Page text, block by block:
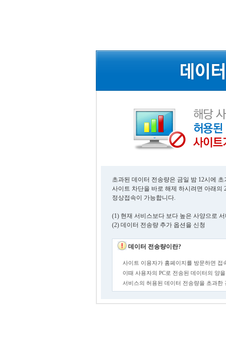
초과된 데이터 전송량은 금일 밤 12시에
사이트 차단을 바로 해제 하시려면 아래의
정상접속이 가능합니다.
(1) 현재 서비스보다 보다 높은 사양으로
(2) 데이터 전송량 추가 옵션을 신청
데이터 전송량이란?
사이트 이용자가 홈페이지를 방문하면 접
이때 사용자의 PC로 전송된 데이터의 양
서비스의 허용된 데이터 전송량을 초과